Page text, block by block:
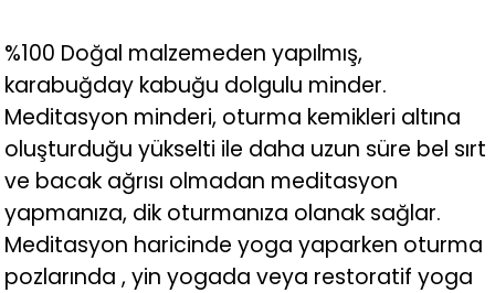
%100 Doğal malzemeden yapılmış,
karabuğday kabuğu dolgulu minder.
Meditasyon minderi, oturma kemikleri altına
oluşturduğu yükselti ile daha uzun süre bel sırt
ve bacak ağrısı olmadan meditasyon
yapmanıza, dik oturmanıza olanak sağlar.
Meditasyon haricinde yoga yaparken oturma
pozlarında , yin yogada veya restoratif yoga